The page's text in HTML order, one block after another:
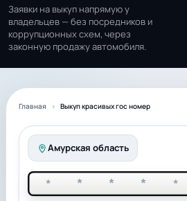
Заявки на выкуп напрямую у
владельцев — без посредников и
коррупционных схем, через
законную продажу автомобиля.
Главная Выкуп красивых гос номер
Амурская область
* * * * *